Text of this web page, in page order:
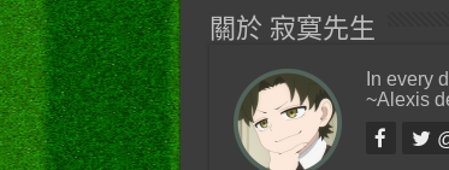
關於 寂寞先生
In every
~Alexis